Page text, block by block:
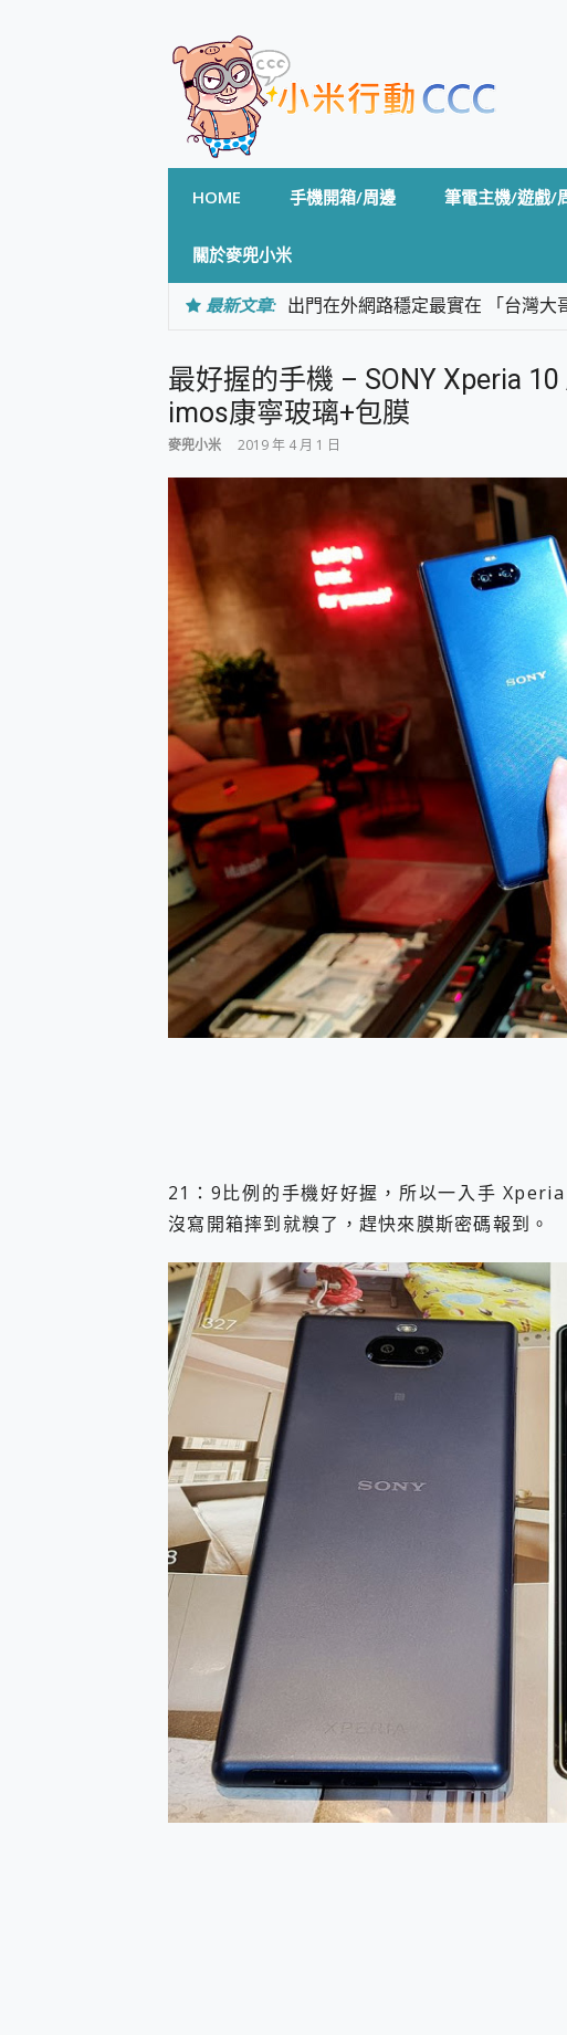
HOME 手機開箱/周邊 筆電主機/遊戲/
關於麥兜小米
最新文章: 出門在外網路穩定最實在 「台灣大
專為 PC上的 XBOX和掌機設計的
台灣製攝影機在這裡，100%全無
測
電力超超超持久 MSI 微星 Prestige
超懂拍、耐用 AI 街拍機~ realme
防窺黑科技 Galaxy S26 Ultra系列
AI 支付 一錶搞定大小事 Xiaomi
超驚艷 讓人一眼就愛上 LENOVO
美到讓人超想擁有 moto pad 60
好用的 EaseUS Partition Master
一鍵修復模糊影片、舊照的 AI 好
小朋友才做選擇 投影機 RGB藍牙
式生活新體驗
外型超吸晴~ 給您絕佳操控體驗
開箱~變身「蜘蛛人」椅子軍師！
iPhone 17 系列 有認證的防護來囉
DJI Osmo Pocket 3 爽爽帶回家 歡
小巧好吸不擋鏡頭 有Qi2認證的
會走動的冷暖氣 SONY REON
寶可夢飛人外掛iToolab AnyGo全
百倍變焦實測~ vivo X200 Pro 與
超好用的 PLAUD NotePin AI 智慧
COMPUTEX 2025 來囉！AGI亞奇
自帶線的 有線無線都能充 ONPRO
飛利浦 JS7310 ⚡【電急便｜行動
是螢幕也是電視! 一機超多用途「
您的專屬AI 助手 Yoga Slim 7 Aura
realme 14 Pro 超硬軍規、冰感變色
iPhone、Apple Watch、AirPods
動靜皆宜「HUAWEI FreeArc」開
B&O 精品級音響! Home+ 中嘉寬頻
2億 APO蔡司長焦神機降臨~ vivo
EaseUS Vocal Remover 免費線上
3 個超值 MHN 飛人工具分享~~
Locawhere AnyTo 寶可夢飛人
小體積 40000mAh 超大容量 一次充
97.3% 恢復率，資料救援就是這麼
磁碟系統大風吹 有了 磁碟管理程式
全新 SONY Xperia 1 VI 開箱! 相機
Xiaomi 14 Ultra 開箱 評測~ 有深度
vivo TWS 3e 真無線藍牙耳機智慧
MSI Claw 掌機專屬配件包 來囉 完
人像旗艦 vivo V30 系列 開箱 評測
多個願望一次滿足 超強散熱 微星
一吸完美對位 擁有超強吸力與超
Motorola edge 70 pro 及 moto g37
近八千元的 Soundcore Liberty 5
ASUS Pad 全面應援 Me Time，加
榮耀 HONOR 600 Pro x MOLLY
最好握的手機 – SONY Xperia
imos康寧玻璃+包膜
麥兜小米 2019 年 4 月 1 日
21：9比例的手機好好握，所以一入手
沒寫開箱摔到就糗了，趕快來膜斯密碼報到。